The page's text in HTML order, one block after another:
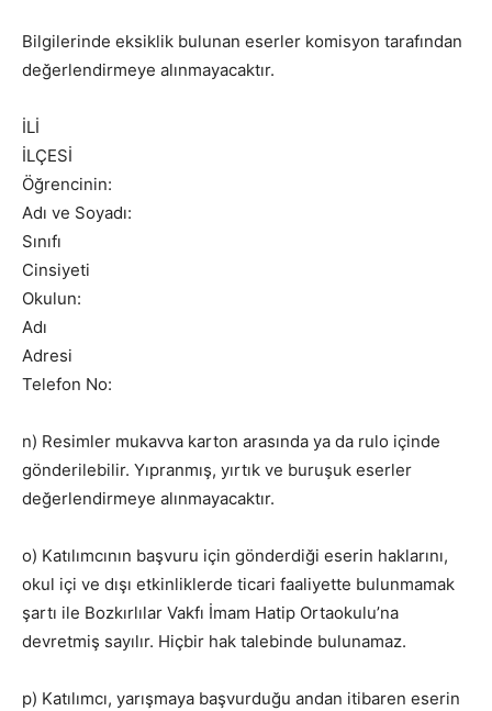
Bilgilerinde eksiklik bulunan eserler komisyon tarafından
değerlendirmeye alınmayacaktır.
İLİ
İLÇESİ
Öğrencinin:
Adı ve Soyadı:
Sınıfı
Cinsiyeti
Okulun:
Adı
Adresi
Telefon No:
n) Resimler mukavva karton arasında ya da rulo içinde
gönderilebilir. Yıpranmış, yırtık ve buruşuk eserler
değerlendirmeye alınmayacaktır.
o) Katılımcının başvuru için gönderdiği eserin haklarını,
okul içi ve dışı etkinliklerde ticari faaliyette bulunmamak
şartı ile Bozkırlılar Vakfı İmam Hatip Ortaokulu’na
devretmiş sayılır. Hiçbir hak talebinde bulunamaz.
p) Katılımcı, yarışmaya başvurduğu andan itibaren eserin